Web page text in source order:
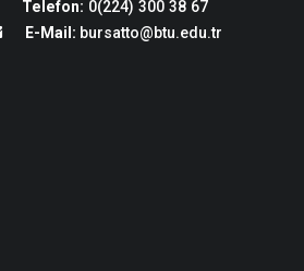
Telefon: 0(224) 300 38 67
E-Mail: bursatto@btu.edu.tr